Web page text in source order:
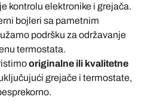
kontrolu elektronike i grejača.
bojleri sa pametnim
podršku za održavanje
termostata.
originalne ili kvalitetne
grejače i termostate,